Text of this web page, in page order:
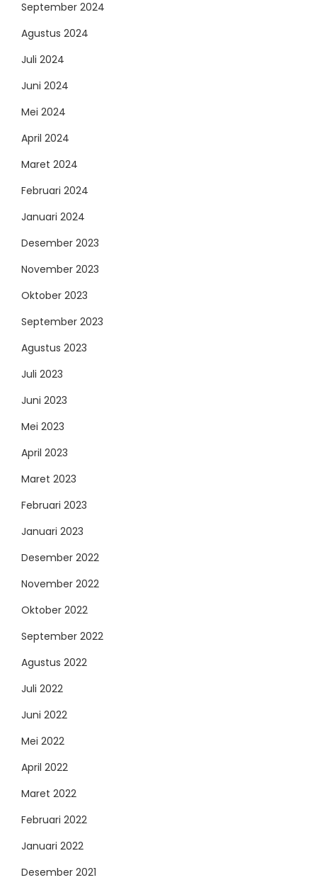
September 2024
Agustus 2024
Juli 2024
Juni 2024
Mei 2024
April 2024
Maret 2024
Februari 2024
Januari 2024
Desember 2023
November 2023
Oktober 2023
September 2023
Agustus 2023
Juli 2023
Juni 2023
Mei 2023
April 2023
Maret 2023
Februari 2023
Januari 2023
Desember 2022
November 2022
Oktober 2022
September 2022
Agustus 2022
Juli 2022
Juni 2022
Mei 2022
April 2022
Maret 2022
Februari 2022
Januari 2022
Desember 2021